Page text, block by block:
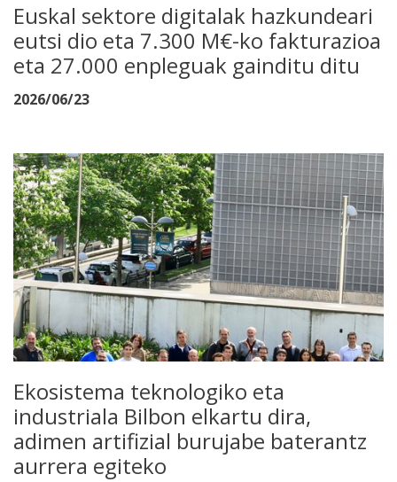
Euskal sektore digitalak hazkundeari
eutsi dio eta 7.300 M€-ko fakturazioa
eta 27.000 enpleguak gainditu ditu
2026/06/23
Ekosistema teknologiko eta
industriala Bilbon elkartu dira,
adimen artifizial burujabe baterantz
aurrera egiteko